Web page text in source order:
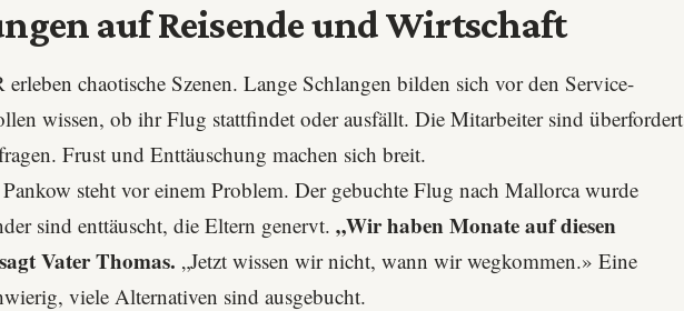
auf Reisende und Wirtschaft
erleben chaotische Szenen. Lange Schlangen bilden sich vor den Service-
wissen, ob ihr Flug stattfindet oder ausfällt. Die Mitarbeiter sind überfordert
Frust und Enttäuschung machen sich breit.
steht vor einem Problem. Der gebuchte Flug nach Mallorca wurde
sind enttäuscht, die Eltern genervt.„Wir haben Monate auf diesen
Vater Thomas. „Jetzt wissen wir nicht, wann wir wegkommen.» Eine
viele Alternativen sind ausgebucht.